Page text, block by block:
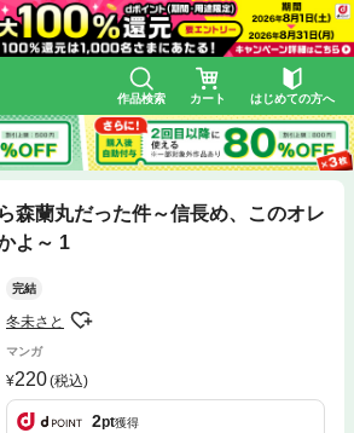
作品検索 カート はじめての方へ
森蘭丸だった件～信長め、このオレ
よ～ 1
完結
冬未さと
マンガ
220(税込)
2pt獲得